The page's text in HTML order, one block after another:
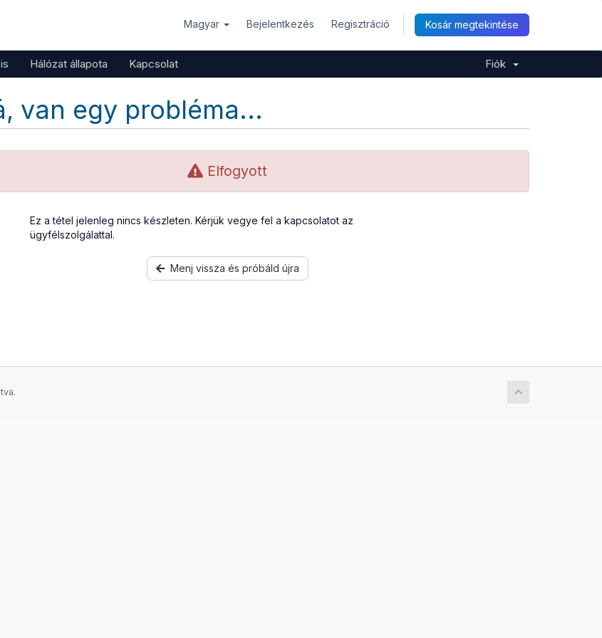
Magyar Bejelentkezés Regisztráció Kosár megtekintése
Hálózat állapota Kapcsolat Fiók
van egy probléma...
Elfogyott
Ez a tétel jelenleg nincs készleten. Kérjük vegye fel a kapcsolatot az
ügyfélszolgálattal.
Menj vissza és próbáld újra